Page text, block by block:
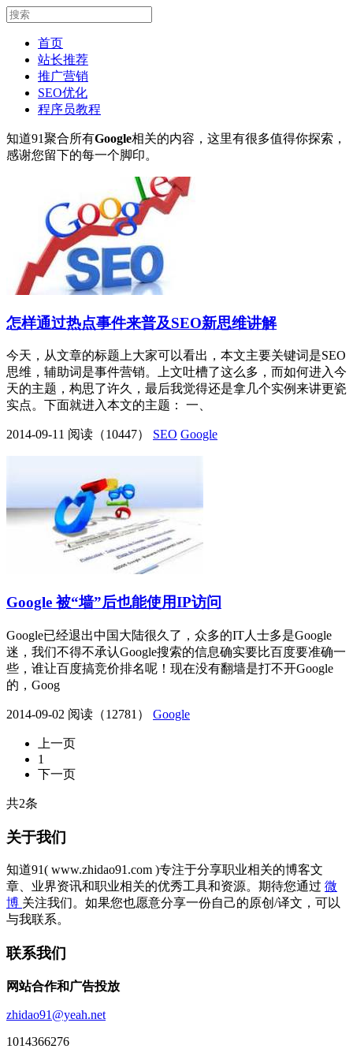
首页
站长推荐
推广营销
SEO优化
程序员教程
知道91聚合所有Google相关的内容，这里有很多值得你探索，
感谢您留下的每一个脚印。
怎样通过热点事件来普及SEO新思维讲解
今天，从文章的标题上大家可以看出，本文主要关键词是SEO
思维，辅助词是事件营销。上文吐槽了这么多，而如何进入今
天的主题，构思了许久，最后我觉得还是拿几个实例来讲更瓷
实点。下面就进入本文的主题： 一、
2014-09-11 阅读（10447） SEO Google
Google 被“墙”后也能使用IP访问
Google已经退出中国大陆很久了，众多的IT人士多是Google
迷，我们不得不承认Google搜索的信息确实要比百度要准确一
些，谁让百度搞竞价排名呢！现在没有翻墙是打不开Google
的，Goog
2014-09-02 阅读（12781） Google
上一页
1
下一页
共2条
关于我们
知道91( www.zhidao91.com )专注于分享职业相关的博客文
章、业界资讯和职业相关的优秀工具和资源。期待您通过 微
博 关注我们。如果您也愿意分享一份自己的原创/译文，可以
与我联系。
联系我们
网站合作和广告投放
zhidao91@yeah.net
1014366276